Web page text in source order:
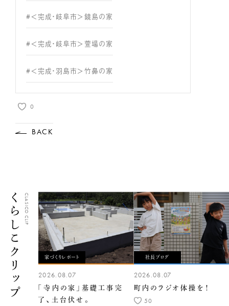
#＜完成・岐阜市＞鏡島の家
#＜完成・岐阜市＞萱場の家
#＜完成・羽島市＞竹鼻の家
0
BACK
くらしこクリップCLASICO CLIP
家づくりレポート
2026.08.07
「寺内の家」基礎工事完
了、土台伏せ。
社長ブログ
2026.08.07
町内のラジオ体操を！
50